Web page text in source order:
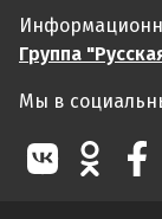
Группа
Мы в